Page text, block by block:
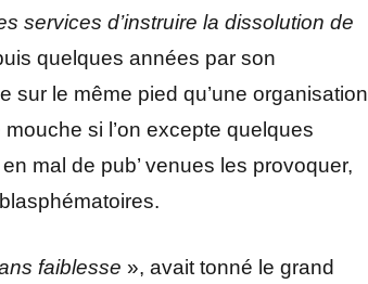
services d’instruire la dissolution de
quelques années par son
sur le même pied qu’une organisation
si l’on excepte quelques
mal de pub’ venues les provoquer,
faiblesse », avait tonné le grand